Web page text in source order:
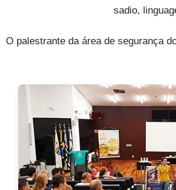
sadio,
O palestrante da área de segurança